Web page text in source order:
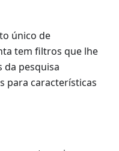
único de
tem filtros que lhe
pesquisa
para características